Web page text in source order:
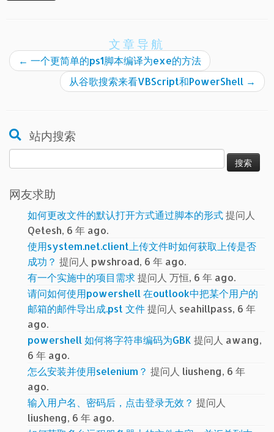
文章导航
← 一个更简单的ps1脚本编译为exe的方法
从谷歌搜索来看VBScript和PowerShell →
站内搜索
索：
网友求助
如何更改文件的默认打开方式通过脚本的形式提问人
Qetesh, 6 年 ago.
使用system.net.client上传文件时如何获取上传是否
成功？ 提问人 pwshroad, 6 年 ago.
有一个实施中的项目需求提问人 万恒, 6 年 ago.
请问如何使用powershell 在outlook中把某个用户的
邮箱的邮件导出成.pst 文件提问人 seahillpass, 6 年
ago.
powershell 如何将字符串编码为GBK 提问人 awang,
6 年 ago.
怎么安装并使用selenium？ 提问人 liusheng, 6 年
ago.
输入用户名、密码后，点击登录无效？ 提问人
liusheng, 6 年 ago.